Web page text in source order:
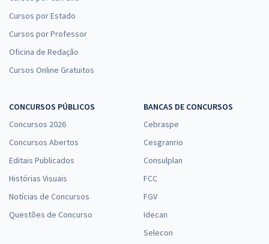
Cursos por Estado
Cursos por Professor
Oficina de Redação
Cursos Online Gratuitos
CONCURSOS PÚBLICOS
Concursos 2026
Concursos Abertos
Editais Publicados
Histórias Visuais
Notícias de Concursos
Questões de Concurso
BANCAS DE CONCURSOS
Cebraspe
Cesgranrio
Consulplan
FCC
FGV
Idecan
Selecon